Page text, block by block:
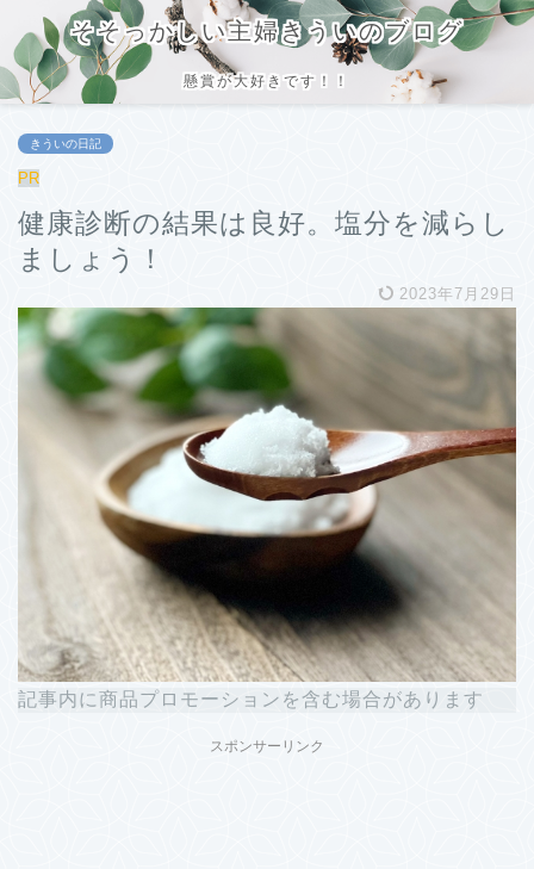
そそっかしい主婦きういのブログ
懸賞が大好きです！！
きういの日記
PR
健康診断の結果は良好。塩分を減らし
ましょう！
2023年7月29日
記事内に商品プロモーションを含む場合があります
スポンサーリンク